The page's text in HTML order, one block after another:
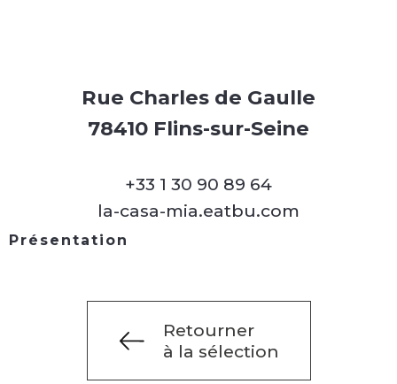
Rue Charles de Gaulle
78410 Flins-sur-Seine
+33 1 30 90 89 64
la-casa-mia.eatbu.com
Présentation
Retourner
à la sélection